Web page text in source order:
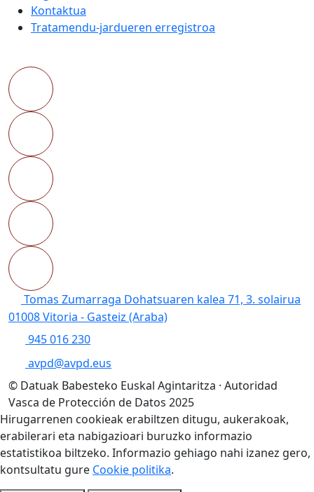
Kontaktua
Tratamendu-jardueren erregistroa
Tomas Zumarraga Dohatsuaren kalea 71, 3. solairua
01008 Vitoria - Gasteiz (Araba)
945 016 230
avpd@avpd.eus
© Datuak Babesteko Euskal Agintaritza · Autoridad
Vasca de Protección de Datos 2025
Hirugarrenen cookieak erabiltzen ditugu, aukerakoak,
erabilerari eta nabigazioari buruzko informazio
estatistikoa biltzeko. Informazio gehiago nahi izanez gero,
kontsultatu gure Cookie politika.